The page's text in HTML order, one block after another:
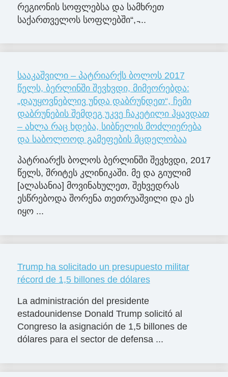
რეგიონის სოფლებსა და სამხრეთ
საქართველოს სოფლებში“, ̵...
სააკაშვილი – პატრიარქს ბოლოს 2017
წელს, ბერლინში შევხვდი, მიმეორებდა:
„დაუყოვნებლივ უნდა დაბრუნდეთ“, ჩემი
დაბრუნების შემდეგ უკვე ჩაკეტილი ჰყავდათ
– ახლა რაც ხდება, სიბნელის მოძლიერება
და საბოლოოდ გამეფების მცდელობაა
პატრიარქს ბოლოს ბერლინში შევხვდი, 2017
წელს, შრიტეს კლინიკაში. მე და გიულიმ
[ალასანია] მოვინახულეთ, შეხვედრას
ესწრებოდა შორენა თეთრუაშვილი და ეს
იყო ...
Trump ha solicitado un presupuesto militar
récord de 1,5 billones de dólares
La administración del presidente
estadounidense Donald Trump solicitó al
Congreso la asignación de 1,5 billones de
dólares para el sector de defensa ...